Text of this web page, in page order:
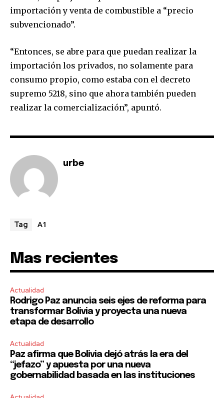
Join our community of
conversation.
To subscribe, simply enter your email address on our website
or click the subscribe button below. Don't worry, we respect
I've read and accept thePrivacy Policy.
importación y venta de combustible a “precio
subvencionado”.
“Entonces, se abre para que puedan realizar la
importación los privados, no solamente para
consumo propio, como estaba con el decreto
supremo 5218, sino que ahora también pueden
realizar la comercialización”, apuntó.
urbe
Tag A1
Mas recientes
Actualidad
Rodrigo Paz anuncia seis ejes de reforma para
transformar Bolivia y proyecta una nueva
etapa de desarrollo
Actualidad
Paz afirma que Bolivia dejó atrás la era del
“jefazo” y apuesta por una nueva
gobernabilidad basada en las instituciones